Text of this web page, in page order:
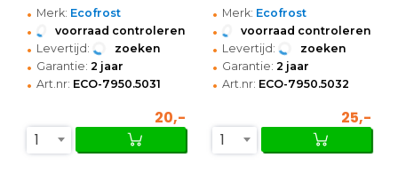
• Merk: Ecofrost
• voorraad controleren
• Levertijd: zoeken
• Garantie: 2 jaar
• Art.nr: ECO-7950.5031
20,-
1
• Merk: Ecofrost
• voorraad controleren
• Levertijd: zoeken
• Garantie: 2 jaar
• Art.nr: ECO-7950.5032
25,-
1